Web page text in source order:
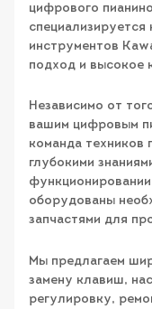
цифрового
инструментов
подход и высокое
Независимо от
вашим цифровым
команда техников
глубокими
оборудованы
запчастями для
Мы предлагаем
замену клавиш,
регулировку,